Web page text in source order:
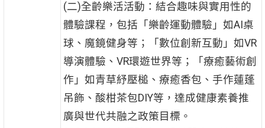
(二)全齡樂活活動：結合趣味與實用性的
體驗課程，包括「樂齡運動體驗」如AI桌
球、魔鏡健身等；「數位創新互動」如VR
導演體驗、VR環遊世界等；「療癒藝術創
作」如青草紓壓槌、療癒香包、手作蓮蓬
吊飾、酸柑茶包DIY等，達成健康素養推
廣與世代共融之政策目標。